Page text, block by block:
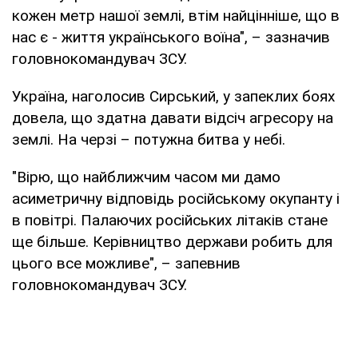
кожен метр нашої землі, втім найцінніше, що в
нас є - життя українського воїна", – зазначив
головнокомандувач ЗСУ.
Україна, наголосив Сирський, у запеклих боях
довела, що здатна давати відсіч агресору на
землі. На черзі – потужна битва у небі.
"Вірю, що найближчим часом ми дамо
асиметричну відповідь російському окупанту і
в повітрі. Палаючих російських літаків стане
ще більше. Керівництво держави робить для
цього все можливе", – запевнив
головнокомандувач ЗСУ.